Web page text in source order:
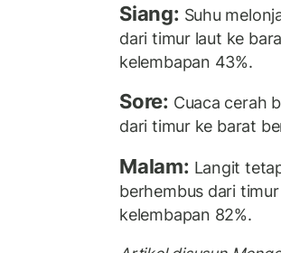
Siang: Suhu
dari timur laut ke
kelembapan 43%.
Sore: Cuaca cerah
dari timur ke barat
Malam: Langit
berhembus dari
kelembapan 82%.